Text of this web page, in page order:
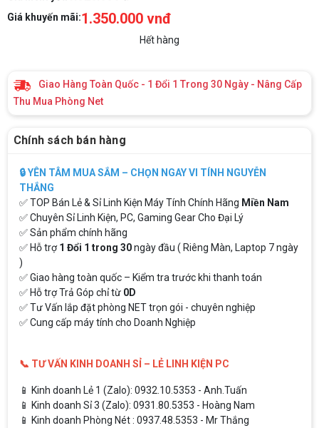
Giá khuyến mãi:1.350.000 vnđ
Hết hàng
Giao Hàng Toàn Quốc - 1 Đổi 1 Trong 30 Ngày - Nâng Cấp
Thu Mua Phòng Net
Chính sách bán hàng
🔒 YÊN TÂM MUA SẮM – CHỌN NGAY VI TÍNH NGUYỄN
THẮNG
✅ TOP Bán Lẻ & Sỉ Linh Kiện Máy Tính Chính Hãng Miền Nam
✅ Chuyên Sỉ Linh Kiện, PC, Gaming Gear Cho Đại Lý
✅ Sản phẩm chính hãng
✅ Hỗ trợ1 Đổi 1 trong 30ngày đầu ( Riêng Màn, Laptop 7 ngày
)
✅ Giao hàng toàn quốc – Kiểm tra trước khi thanh toán
✅ Hỗ trợ Trả Góp chỉ từ 0D
✅ Tư Vấn lắp đặt phòng NET trọn gói - chuyên nghiệp
✅ Cung cấp máy tính cho Doanh Nghiệp
📞 TƯ VẤN KINH DOANH SỈ – LẺ LINH KIỆN PC
📱 Kinh doanh Lẻ 1 (Zalo): 0932.10.5353 - Anh.Tuấn
📱 Kinh doanh Sỉ 3 (Zalo): 0931.80.5353 - Hoàng Nam
📱 Kinh doanh Phòng Nét : 0937.48.5353 - Mr Thắng